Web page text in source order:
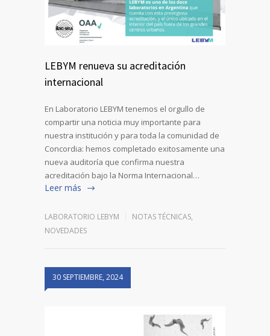
LEBYM renueva su acreditación
internacional
En Laboratorio LEBYM tenemos el orgullo de
compartir una noticia muy importante para
nuestra institución y para toda la comunidad de
Concordia: hemos completado exitosamente una
nueva auditoría que confirma nuestra
acreditación bajo la Norma Internacional…
Leer más
LABORATORIO LEBYM NOTAS TÉCNICAS,
NOVEDADES
30 SEPTIEMBRE, 2024